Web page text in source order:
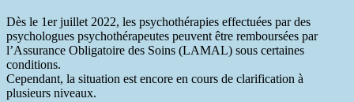
Dès le 1er juillet 2022, les psychothérapies effectuées par des
psychologues psychothérapeutes peuvent être remboursées par
l’Assurance Obligatoire des Soins (LAMAL) sous certaines
conditions.
Cependant, la situation est encore en cours de clarification à
plusieurs niveaux.